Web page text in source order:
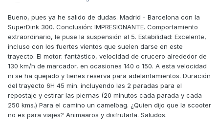
Bueno, pues ya he salido de dudas. Madrid - Barcelona con la
SuperDink 300. Conclusión: IMPRESIONANTE. Comportamiento
extraordinario, le puse la suspensión al 5. Estabilidad: Excelente,
incluso con los fuertes vientos que suelen darse en este
trayecto. El motor: fantástico, velocidad de crucero alrededor de
130 km/h de marcador, en ocasiones 140 o 150. A esta velocidad
ni se ha quejado y tienes reserva para adelantamientos. Duración
del trayecto 6H 45 min. incluyendo las 2 paradas para el
repostaje y estirar las piernas (20 minutos cada parada y cada
250 kms.) Para el camino un camelbag. ¿Quien dijo que la scooter
no es para viajes? Animaaros y disfrutarla. Saludos.